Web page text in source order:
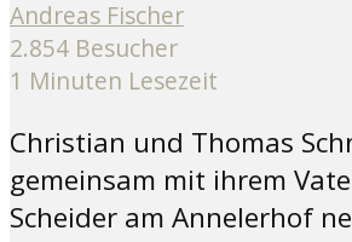
Andreas Fischer
2.854 Besucher
1 Minuten Lesezeit
Christian und Thomas
gemeinsam mit ihrem
Scheider am Annelerhof